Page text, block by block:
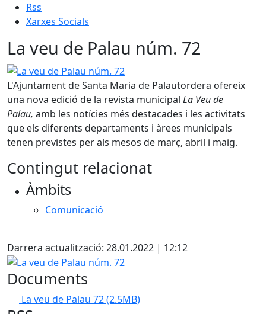
Rss
Xarxes Socials
La veu de Palau núm. 72
La veu de Palau núm. 72
L'Ajuntament de Santa Maria de Palautordera ofereix
una nova edició de la revista municipal La Veu de
Palau, amb les notícies més destacades i les activitats
que els diferents departaments i àrees municipals
tenen previstes per als mesos de març, abril i maig.
Contingut relacionat
Àmbits
Comunicació
Darrera actualització: 28.01.2022 | 12:12
La veu de Palau núm. 72
Documents
La veu de Palau 72(2.5MB)